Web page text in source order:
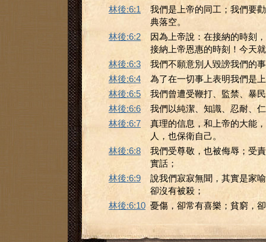
林後:6:1
我們是上帝的同工；我們要
典落空。
林後:6:2
因為上帝說：在接納的時刻
接納上帝恩惠的時刻！今天
林後:6:3
我們不願意別人毀謗我們的
林後:6:4
為了在一切事上表明我們是
林後:6:5
我們曾遭受鞭打、監禁、暴
林後:6:6
我們以純潔、知識、忍耐、
林後:6:7
真理的信息，和上帝的大能
人，也保衛自己。
林後:6:8
我們受尊敬，也被侮辱；受
實話；
林後:6:9
說我們寂寂無聞，其實是家
卻沒有被殺；
林後:6:10 憂傷，卻常有喜樂；貧窮，